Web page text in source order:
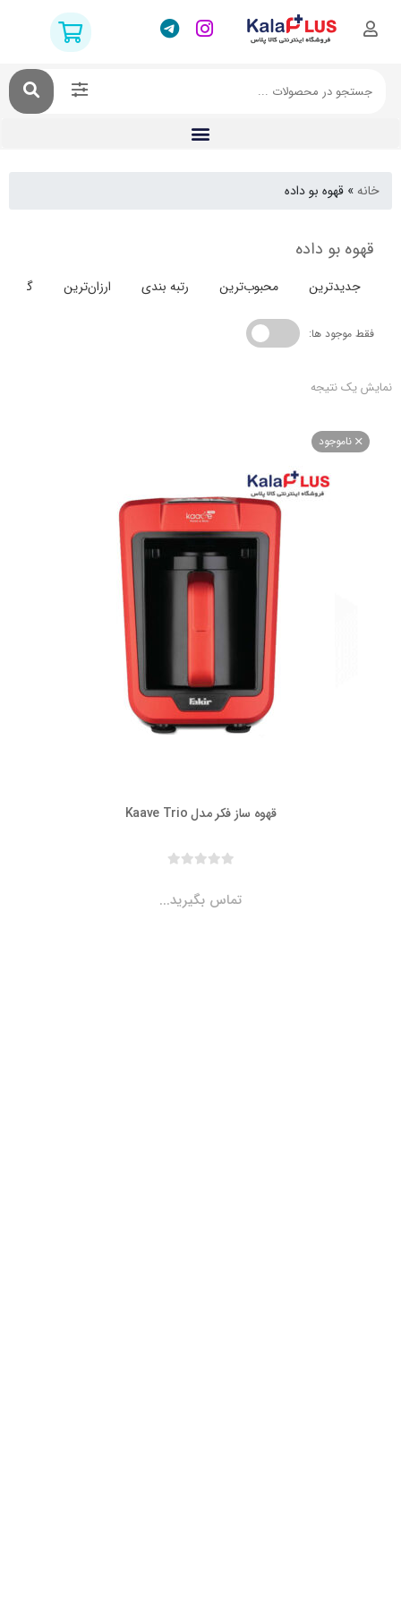
قهوه بو داده
بو داده
محبوب‌ترین رتبه بندی ارزان‌ترین گران‌ترین
ها:
نتیجه
قهوه ساز فکر مدل Kaave Trio
تماس بگیرید...